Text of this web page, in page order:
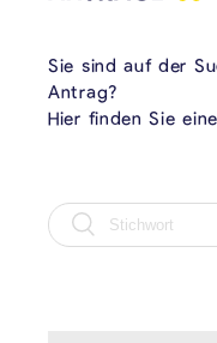
Sie sind auf der
Antrag?
Hier finden Sie